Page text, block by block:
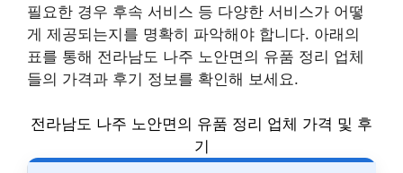
필요한 경우 후속 서비스 등 다양한 서비스가 어떻
게 제공되는지를 명확히 파악해야 합니다. 아래의
표를 통해 전라남도 나주 노안면의 유품 정리 업체
들의 가격과 후기 정보를 확인해 보세요.
전라남도 나주 노안면의 유품 정리 업체 가격 및 후
기